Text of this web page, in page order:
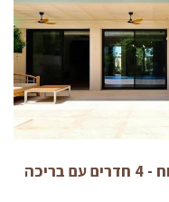
בית יוקרתי להשכרה בהרצליה פיתוח - 4 חדרים עם בריכה